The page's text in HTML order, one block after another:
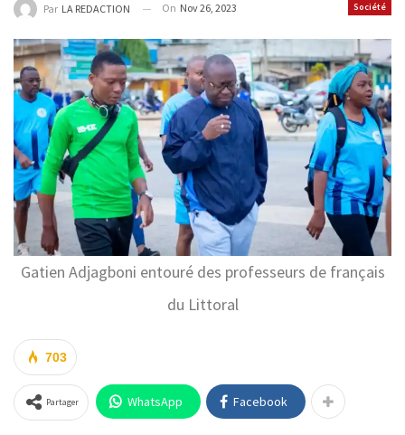
Société
Par LA REDACTION On Nov 26, 2023
Gatien Adjagboni entouré des professeurs de français
du Littoral
703
Partager WhatsApp Facebook